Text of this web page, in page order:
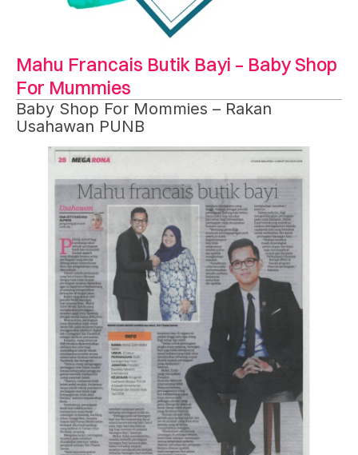
Mahu Francais Butik Bayi – Baby Shop
For Mummies
Baby Shop For Mommies – Rakan
Usahawan PUNB